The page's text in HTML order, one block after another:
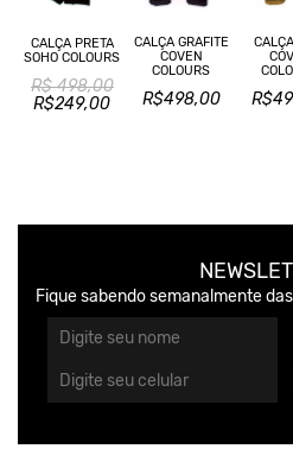
CALÇA PRETA
SOHO COLOURS
R$ 498,00
R$249,00
CALÇA GRAFITE
COVEN
COLOURS
R$498,00
Fique sabendo semanalmente